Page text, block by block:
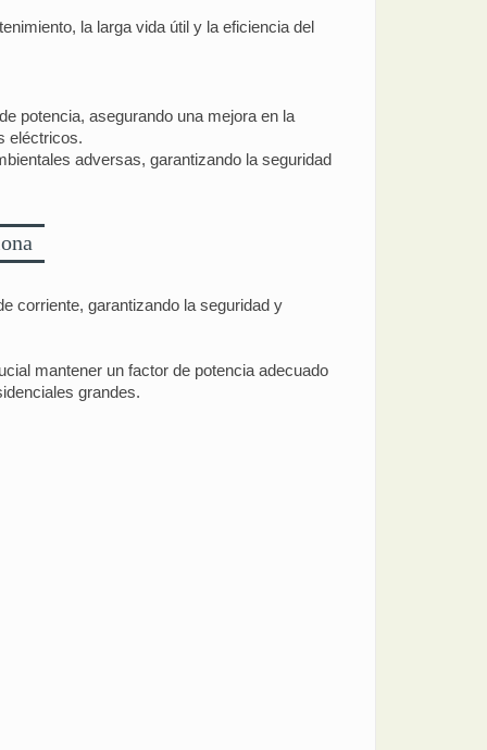
la larga vida útil y la eficiencia del
potencia, asegurando una mejora en la
eléctricos.
adversas, garantizando la seguridad
corriente, garantizando la seguridad y
mantener un factor de potencia adecuado
grandes.